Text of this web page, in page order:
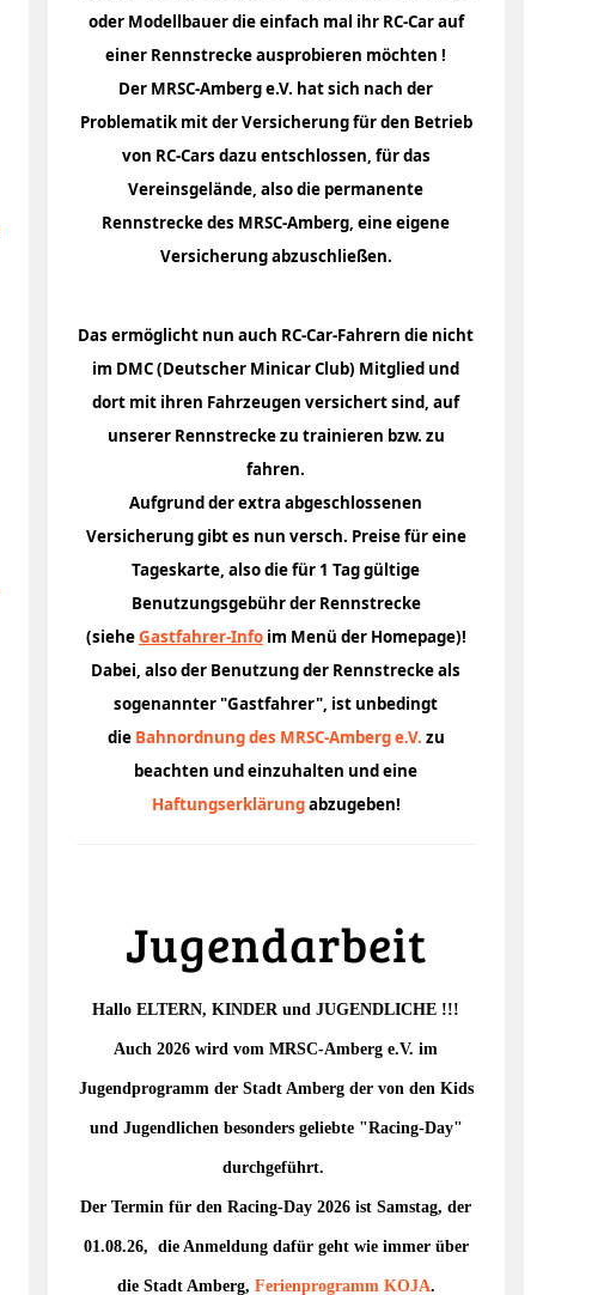
oder Modellbauer die einfach mal ihr RC-Car auf
einer Rennstrecke ausprobieren möchten !
Der MRSC-Amberg e.V. hat sich nach der
Problematik mit der Versicherung für den Betrieb
von RC-Cars dazu entschlossen, für das
Vereinsgelände, also die permanente
Rennstrecke des MRSC-Amberg, eine eigene
Versicherung abzuschließen.
Das ermöglicht nun auch RC-Car-Fahrern die nicht
im DMC (Deutscher Minicar Club) Mitglied und
dort mit ihren Fahrzeugen versichert sind, auf
unserer Rennstrecke zu trainieren bzw. zu
fahren.
Aufgrund der extra abgeschlossenen
Versicherung gibt es nun versch. Preise für eine
Tageskarte, also die für 1 Tag gültige
Benutzungsgebühr der Rennstrecke
(sieheGastfahrer-Infoim Menü der Homepage)!
Dabei, also der Benutzung der Rennstrecke als
sogenannter "Gastfahrer", ist unbedingt
die Bahnordnung des MRSC-Amberg e.V. zu
beachten und einzuhalten und eine
Haftungserklärungabzugeben!
Jugendarbeit
Hallo ELTERN, KINDER und JUGENDLICHE !!!
Auch 2026 wird vom MRSC-Amberg e.V. im
Jugendprogramm der Stadt Amberg der von den Kids
und Jugendlichen besonders geliebte "Racing-Day"
durchgeführt.
Der Termin für den Racing-Day 2026 ist Samstag, der
01.08.26, die Anmeldung dafür geht wie immer über
die Stadt Amberg, Ferienprogramm KOJA.